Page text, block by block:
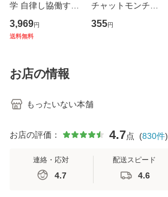
学 自律し協働する
専門職の看護マネ
ジメントスキル 改
恵 藤本幸三 / 南江
堂 [単行
3,969円
送料無料
チャットモンチー /
キューンレコード
[CD]【メール便送
355円
お店の情報
もったいない本舗
お店の評価： 4.7点 (830件)
連絡・応対
4.7
配送スピード
4.6